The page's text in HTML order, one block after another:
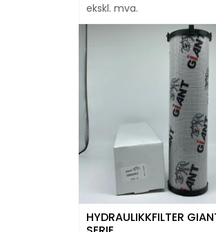
ekskl. mva.
HYDRAULIKKFILTER